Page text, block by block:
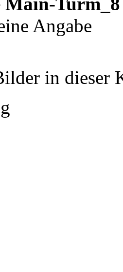
Angabe
in dieser